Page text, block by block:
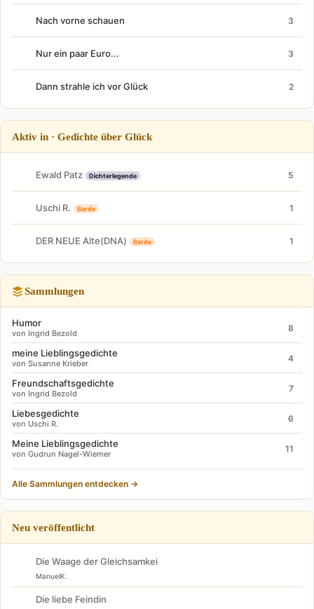
Nach vorne schauen 3
Nur ein paar Euro... 3
Dann strahle ich vor Glück 2
Aktiv in · Gedichte über Glück
Ewald Patz Dichterlegende 5
Uschi R. Barde 1
DER NEUE Alte(DNA) Barde 1
Sammlungen
Humor
von Ingrid Bezold
8
meine Lieblingsgedichte
von Susanne Krieber
4
Freundschaftsgedichte
von Ingrid Bezold
7
Liebesgedichte
von Uschi R.
6
Meine Lieblingsgedichte
von Gudrun Nagel-Wiemer
11
Alle Sammlungen entdecken →
Neu veröffentlicht
Die Waage der Gleichsamkei
ManuelK.
Die liebe Feindin